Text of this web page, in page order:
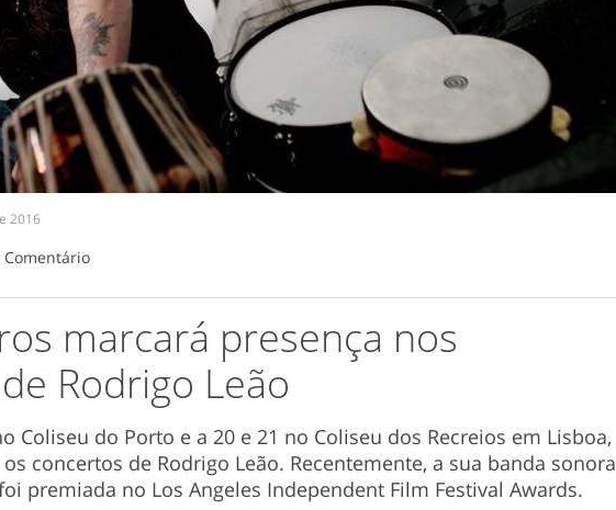
2016
Comentário
marcará presença nos
Rodrigo Leão
Coliseu do Porto e a 20 e 21 no Coliseu dos Recreios em Lisboa,
concertos de Rodrigo Leão. Recentemente, a sua banda sonora
premiada no Los Angeles Independent Film Festival Awards.